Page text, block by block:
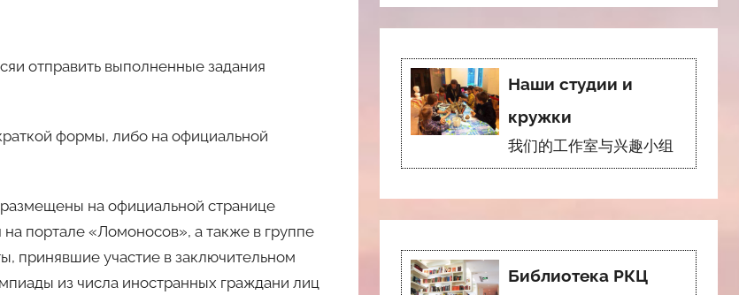
отправить выполненные задания
формы, либо на официальной
на официальной странице
портале «Ломоносов», а также в группе
принявшие участие в заключительном
из числа иностранных граждани лиц
Наши студии и
кружки
我们的工作室与兴趣小组
Библиотека РКЦ